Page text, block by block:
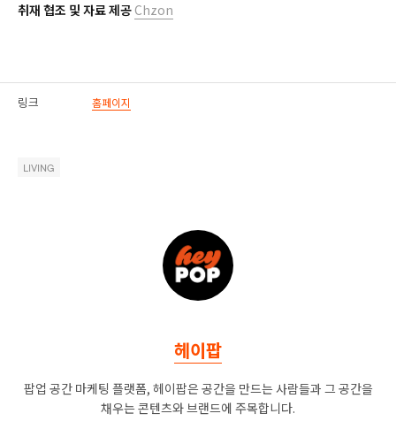
취재 협조 및 자료 제공 Chzon
링크 홈페이지
LIVING
헤이팝
팝업 공간 마케팅 플랫폼, 헤이팝은 공간을 만드는 사람들과 그 공간을
채우는 콘텐츠와 브랜드에 주목합니다.